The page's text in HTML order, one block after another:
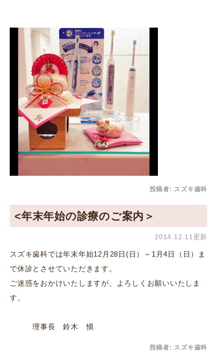
投稿者: スズキ歯科
<年末年始の診療のご案内＞
2014.12.11更新
スズキ歯科では年末年始12月28日(日）～1月4日（日）ま
で休診とさせていただきます。
ご迷惑をおかけいたしますが、よろしくお願いいたしま
す。
理事長 鈴木 愼
投稿者: スズキ歯科